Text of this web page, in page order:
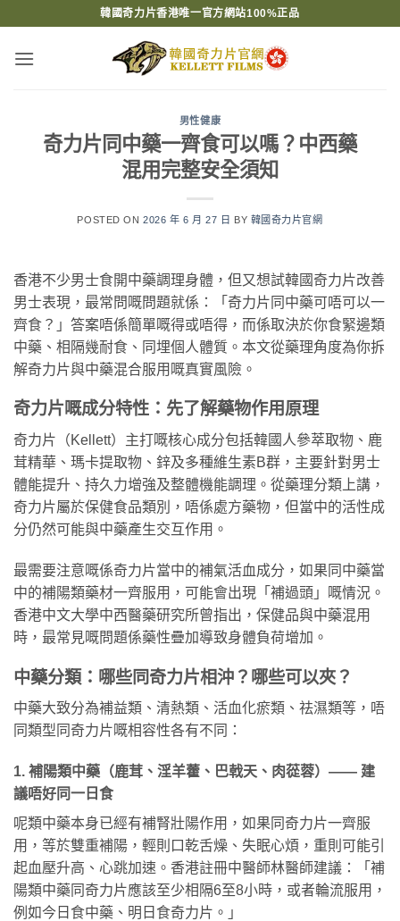
content
韓國奇力片香港唯一官方網站100%正品
男性健康
奇力片同中藥一齊食可以嗎？中西藥
混用完整安全須知
POSTED ON2026 年 6 月 27 日 BY 韓國奇力片官網
香港不少男士食開中藥調理身體，但又想試韓國奇力片改善
男士表現，最常問嘅問題就係：「奇力片同中藥可唔可以一
齊食？」答案唔係簡單嘅得或唔得，而係取決於你食緊邊類
中藥、相隔幾耐食、同埋個人體質。本文從藥理角度為你拆
解奇力片與中藥混合服用嘅真實風險。
奇力片嘅成分特性：先了解藥物作用原理
奇力片（Kellett）主打嘅核心成分包括韓國人參萃取物、鹿
茸精華、瑪卡提取物、鋅及多種維生素B群，主要針對男士
體能提升、持久力增強及整體機能調理。從藥理分類上講，
奇力片屬於保健食品類別，唔係處方藥物，但當中的活性成
分仍然可能與中藥產生交互作用。
最需要注意嘅係奇力片當中的補氣活血成分，如果同中藥當
中的補陽類藥材一齊服用，可能會出現「補過頭」嘅情況。
香港中文大學中西醫藥研究所曾指出，保健品與中藥混用
時，最常見嘅問題係藥性疊加導致身體負荷增加。
中藥分類：哪些同奇力片相沖？哪些可以夾？
中藥大致分為補益類、清熱類、活血化瘀類、祛濕類等，唔
同類型同奇力片嘅相容性各有不同：
1. 補陽類中藥（鹿茸、淫羊藿、巴戟天、肉蓯蓉）—— 建
議唔好同一日食
呢類中藥本身已經有補腎壯陽作用，如果同奇力片一齊服
用，等於雙重補陽，輕則口乾舌燥、失眠心煩，重則可能引
起血壓升高、心跳加速。香港註冊中醫師林醫師建議：「補
陽類中藥同奇力片應該至少相隔6至8小時，或者輪流服用，
例如今日食中藥、明日食奇力片。」